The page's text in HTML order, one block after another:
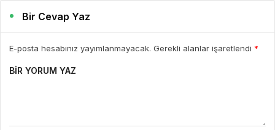
Bir Cevap Yaz
E-posta hesabınız yayımlanmayacak. Gerekli alanlar işaretlendi *
BIR YORUM YAZ